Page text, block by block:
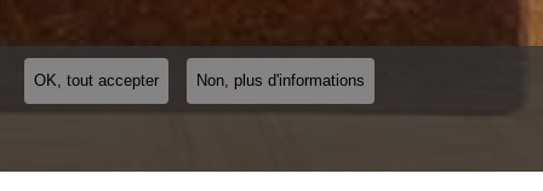
OK, tout accepter Non, plus d'informations